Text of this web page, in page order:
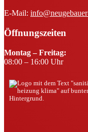
E-Mail:
Öffnungszeiten
Montag – Freitag:
08:00 – 16:00 Uhr